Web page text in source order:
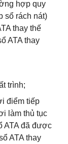
hợp quy
sổ rách nát)
thay thế
ATA thay
trình;
điểm tiếp
làm thủ tục
ATA đã được
ATA thay